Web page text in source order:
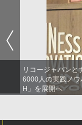
リコージャパンと
6000人の実践ノ
H」を展開へ